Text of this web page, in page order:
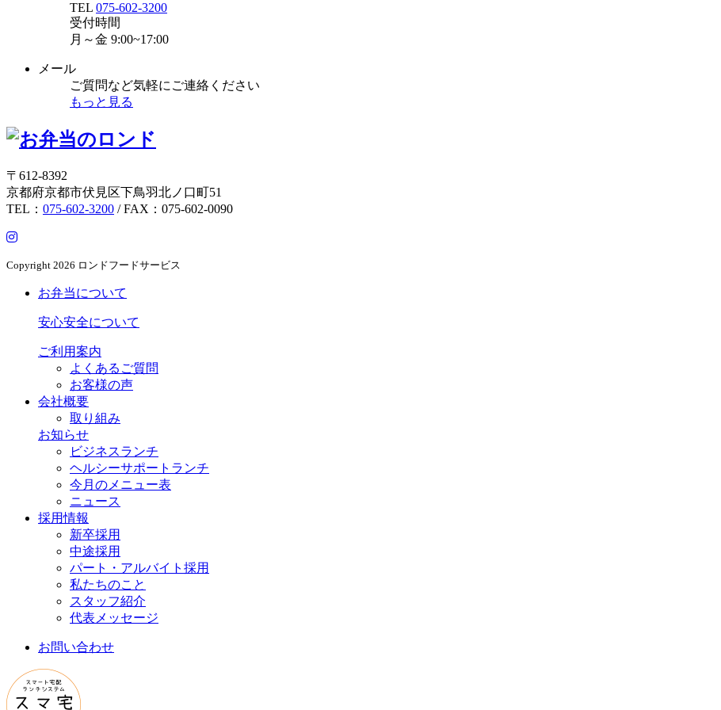
TEL 075-602-3200
受付時間
月～金 9:00~17:00
メール
ご質問など気軽にご連絡ください
もっと見る
〒612-8392
京都府京都市伏見区下鳥羽北ノ口町51
TEL： 075-602-3200 / FAX：075-602-0090
Copyright 2026 ロンドフードサービス
お弁当について
安心安全について
ご利用案内
よくあるご質問
お客様の声
会社概要
取り組み
お知らせ
ビジネスランチ
ヘルシーサポートランチ
今月のメニュー表
ニュース
採用情報
新卒採用
中途採用
パート・アルバイト採用
私たちのこと
スタッフ紹介
代表メッセージ
お問い合わせ